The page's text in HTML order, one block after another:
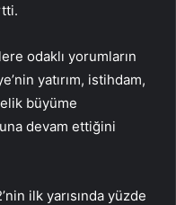
odaklı yorumların
yatırım, istihdam,
büyüme
devam ettiğini
ilk yarısında yüzde